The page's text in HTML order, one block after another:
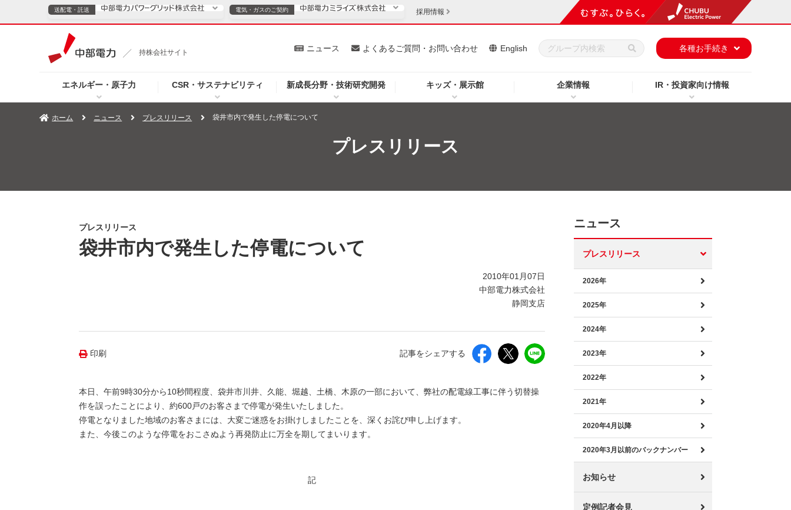
持株会社サイト
エネルギー・原子力 CSR・サステナビリティ 新成長分野・技術研究開発 キッズ・展示館 企業情報 IR・投資家向け情報
ニュース よくあるご質問・お問い合わせ English 各種お手続き
送配電・託送
TOPページへ ご案内 安定供給
企業情報
電気・ガスのご契約
電気・ガスのご契約
TOPページへ 個人のお客さま 法人のお客さま
採用情報
ホーム ニュース プレスリリース 袋井市内で発生した停電について
プレスリリース
プレスリリース
袋井市内で発生した停電について
2010年01月07日
中部電力株式会社
静岡支店
印刷 記事をシェアする
本日、午前9時30分から10秒間程度、袋井市川井、久能、堀越、土橋、木原の一部において、弊社の配電線工事に伴う切替操
作を誤ったことにより、約600戸のお客さまで停電が発生いたしました。
停電となりました地域のお客さまには、大変ご迷惑をお掛けしましたことを、深くお詫び申し上げます。
また、今後このような停電をおこさぬよう再発防止に万全を期してまいります。
記
ニュース
プレスリリース
2026年
2025年
2024年
2023年
2022年
2021年
2020年4月以降
2020年3月以前のバックナンバー
お知らせ
定例記者会見